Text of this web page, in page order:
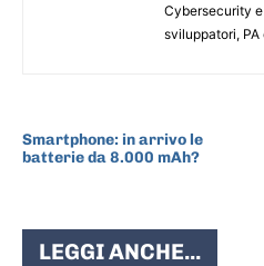
Cybersecurity
sviluppatori, PA
Smartphone: in arrivo le
batterie da 8.000 mAh?
LEGGI ANCHE...